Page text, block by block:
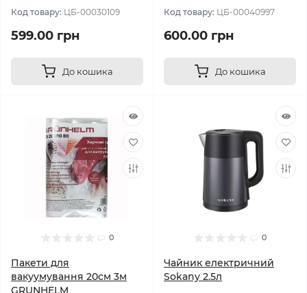
Код товару: ЦБ-00030109
599.00 грн
До кошика
Код товару: ЦБ-00040997
600.00 грн
До кошика
0
Пакети для
вакуумування 20см 3м
GRUNHELM
0
Чайник електричний
Sokany 2.5л